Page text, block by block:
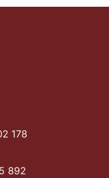
8.008.600
178
892